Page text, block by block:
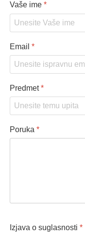
Vaše ime *
Email *
Predmet*
Poruka *
Izjava o suglasnosti *